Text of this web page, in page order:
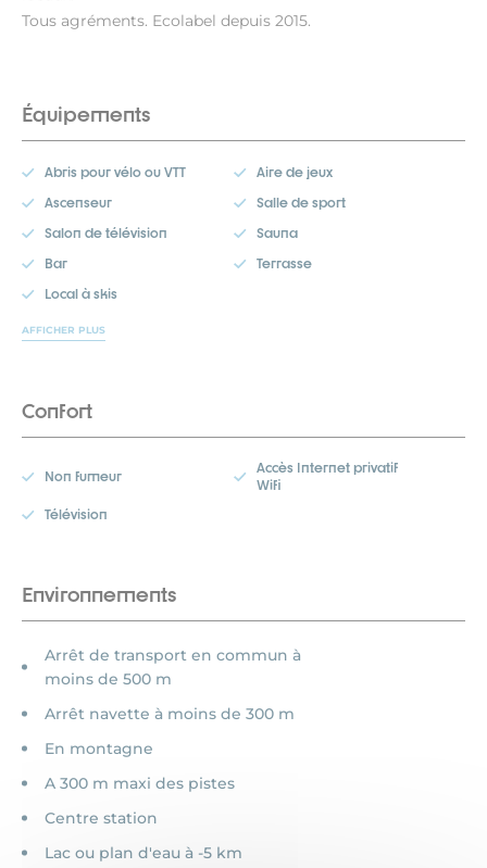
Tous agréments. Ecolabel depuis 2015.
Équipements
Abris pour vélo ou VTT
Aire de jeux
Ascenseur
Salle de sport
Salon de télévision
Sauna
Bar
Terrasse
Local à skis
AFFICHER PLUS
Confort
Non fumeur
Accès Internet privatif
Wifi
Télévision
Environnements
Arrêt de transport en commun à
moins de 500 m
Arrêt navette à moins de 300 m
En montagne
A 300 m maxi des pistes
Centre station
Lac ou plan d'eau à -5 km